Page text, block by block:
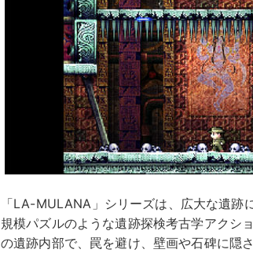
「LA-MULANA」シリーズは、広大な遺跡
規模パズルのような遺跡探検考古学アクシ
の遺跡内部で、罠を避け、壁画や石碑に隠